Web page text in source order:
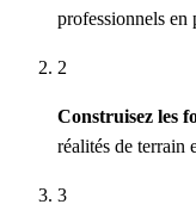
professionnels en
2
Construisez les
réalités de terrain
3